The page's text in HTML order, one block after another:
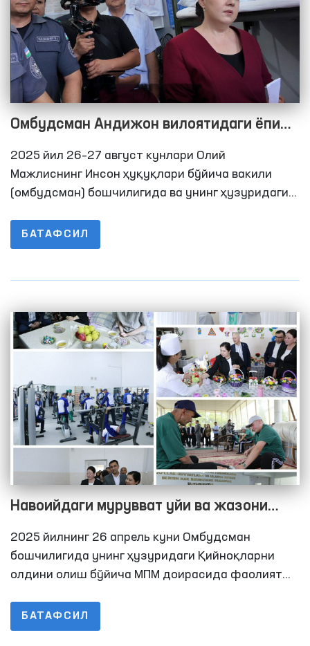
Омбудсман Андижон вилоятидаги ёпиқ
муассасалардаги шароитларни ўрганди
2025 йил 26–27 август кунлари Олий
Мажлиснинг Инсон ҳуқуқлари бўйича вакили
(омбудсман) бошчилигида ва унинг ҳузуридаги
доирасида фаолият юритувчи Жамоатчилик
гуруҳлари аъзолари, Олий Мажлис Қонунчилик
шахслар сақланадиган қатор ёпиқ
муассасаларга мониторинг ташрифлари амалга
БАТАФСИЛ
Навоийдаги мурувват уйи ва жазони
ижро этиш колонияларидаги шароитлар
ўрганилди
2025 йилнинг 26 апрель куни Омбудсман
бошчилигида унинг ҳузуридаги Қийноқларни
олдини олиш бўйича МПМ доирасида фаолият
дастлаб, Нурота “Мурувват” ногиронлиги бўлган
шахслар учун эркаклар интернат уйига
БАТАФСИЛ